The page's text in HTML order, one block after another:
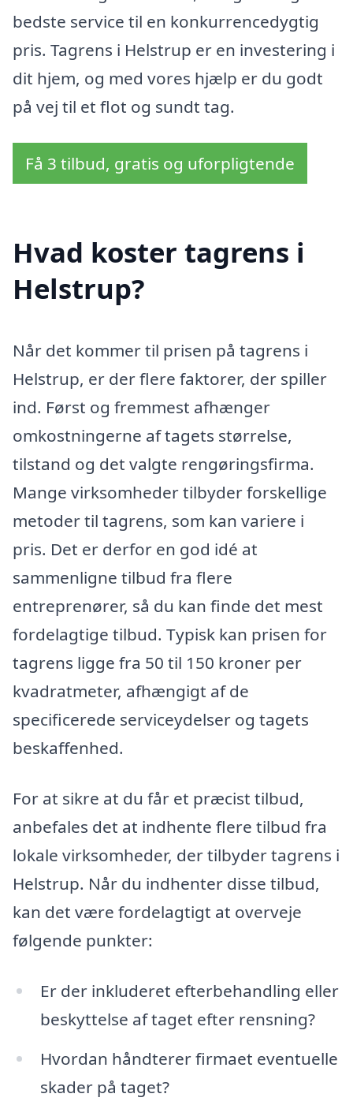
bedste service til en konkurrencedygtig
pris. Tagrens i Helstrup er en investering i
dit hjem, og med vores hjælp er du godt
på vej til et flot og sundt tag.
Få 3 tilbud, gratis og uforpligtende
Hvad koster tagrens i
Helstrup?
Når det kommer til prisen på tagrens i
Helstrup, er der flere faktorer, der spiller
ind. Først og fremmest afhænger
omkostningerne af tagets størrelse,
tilstand og det valgte rengøringsfirma.
Mange virksomheder tilbyder forskellige
metoder til tagrens, som kan variere i
pris. Det er derfor en god idé at
sammenligne tilbud fra flere
entreprenører, så du kan finde det mest
fordelagtige tilbud. Typisk kan prisen for
tagrens ligge fra 50 til 150 kroner per
kvadratmeter, afhængigt af de
specificerede serviceydelser og tagets
beskaffenhed.
For at sikre at du får et præcist tilbud,
anbefales det at indhente flere tilbud fra
lokale virksomheder, der tilbyder tagrens i
Helstrup. Når du indhenter disse tilbud,
kan det være fordelagtigt at overveje
følgende punkter:
Er der inkluderet efterbehandling eller
beskyttelse af taget efter rensning?
Hvordan håndterer firmaet eventuelle
skader på taget?